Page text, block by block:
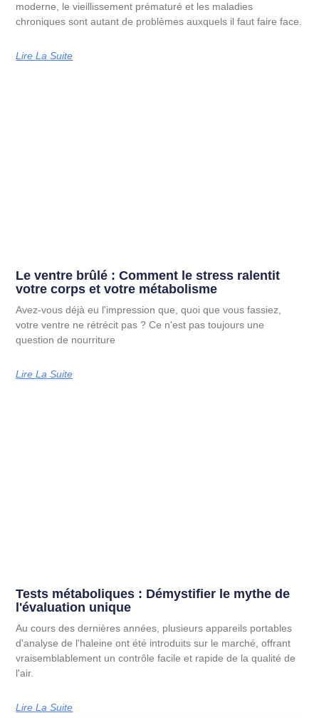
moderne, le vieillissement prématuré et les maladies
chroniques sont autant de problèmes auxquels il faut faire face.
Lire La Suite
Le ventre brûlé : Comment le stress ralentit
votre corps et votre métabolisme
Avez-vous déjà eu l'impression que, quoi que vous fassiez,
votre ventre ne rétrécit pas ? Ce n'est pas toujours une
question de nourriture
Lire La Suite
Tests métaboliques : Démystifier le mythe de
l'évaluation unique
Au cours des dernières années, plusieurs appareils portables
d'analyse de l'haleine ont été introduits sur le marché, offrant
vraisemblablement un contrôle facile et rapide de la qualité de
l'air.
Lire La Suite